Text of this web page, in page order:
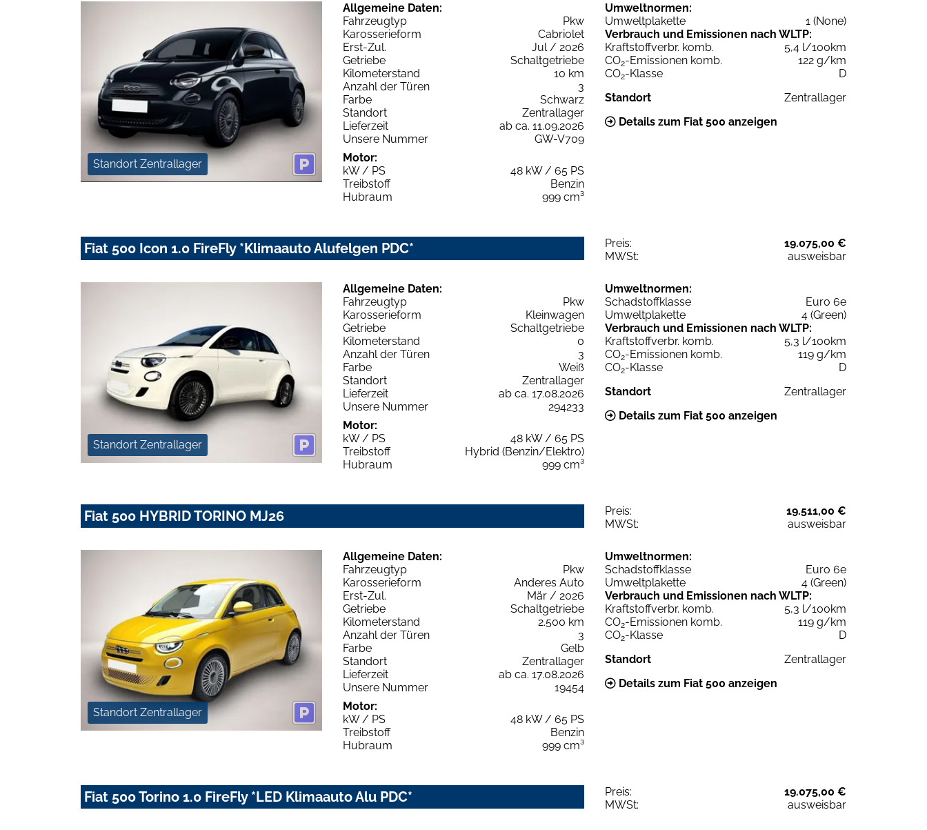
Standort Zentrallager
Allgemeine Daten:
Fahrzeugtyp
Pkw
Karosserieform
Cabriolet
Erst-Zul.
Jul / 2026
Getriebe
Schaltgetriebe
Kilometerstand
10 km
Anzahl der Türen
3
Farbe
Schwarz
Standort
Zentrallager
Lieferzeit
ab ca. 11.09.2026
Unsere Nummer
GW-V709
Motor:
kW / PS
48 kW / 65 PS
Treibstoff
Benzin
Hubraum
999 cm³
Umweltnormen:
Umweltplakette
1 (None)
Verbrauch und Emissionen nach WLTP:
Kraftstoffverbr. komb.
5,4 l/100km
CO2-Emissionen komb.
122 g/km
CO2-Klasse
D
Standort
Zentrallager
Details zum Fiat 500 anzeigen
Fiat 500 Icon 1.0 FireFly *Klimaauto Alufelgen PDC* Preis:
19.075,00 €
MWSt:
ausweisbar
Standort Zentrallager
Allgemeine Daten:
Fahrzeugtyp
Pkw
Karosserieform
Kleinwagen
Getriebe
Schaltgetriebe
Kilometerstand
0
Anzahl der Türen
3
Farbe
Weiß
Standort
Zentrallager
Lieferzeit
ab ca. 17.08.2026
Unsere Nummer
294233
Motor:
kW / PS
48 kW / 65 PS
Treibstoff
Hybrid (Benzin/Elektro)
Hubraum
999 cm³
Umweltnormen:
Schadstoffklasse
Euro 6e
Umweltplakette
4 (Green)
Verbrauch und Emissionen nach WLTP:
Kraftstoffverbr. komb.
5,3 l/100km
CO2-Emissionen komb.
119 g/km
CO2-Klasse
D
Standort
Zentrallager
Details zum Fiat 500 anzeigen
Fiat 500 HYBRID TORINO MJ26 Preis:
19.511,00 €
MWSt:
ausweisbar
Standort Zentrallager
Allgemeine Daten:
Fahrzeugtyp
Pkw
Karosserieform
Anderes Auto
Erst-Zul.
Mär / 2026
Getriebe
Schaltgetriebe
Kilometerstand
2.500 km
Anzahl der Türen
3
Farbe
Gelb
Standort
Zentrallager
Lieferzeit
ab ca. 17.08.2026
Unsere Nummer
19454
Motor:
kW / PS
48 kW / 65 PS
Treibstoff
Benzin
Hubraum
999 cm³
Umweltnormen:
Schadstoffklasse
Euro 6e
Umweltplakette
4 (Green)
Verbrauch und Emissionen nach WLTP:
Kraftstoffverbr. komb.
5,3 l/100km
CO2-Emissionen komb.
119 g/km
CO2-Klasse
D
Standort
Zentrallager
Details zum Fiat 500 anzeigen
Fiat 500 Torino 1.0 FireFly *LED Klimaauto Alu PDC* Preis:
19.075,00 €
MWSt:
ausweisbar